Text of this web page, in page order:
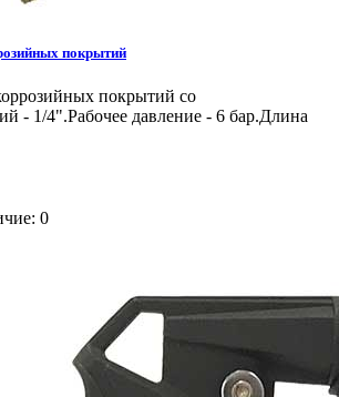
покрытий
покрытий со
- 1/4".Рабочее давление - 6 бар.Длина
0